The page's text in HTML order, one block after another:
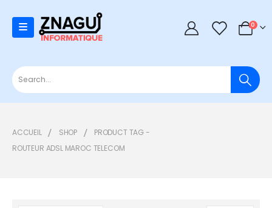
0 0
ACCUEIL SHOP
PRODUCT TAG -
ROUTEUR ADSL MAROC TELECOM